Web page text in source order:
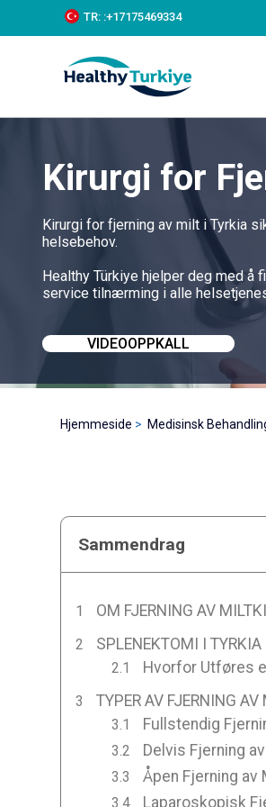
k
c
TR: :+‪17175469334‬
Kirurgi for
Kirurgi for fjerning av milt i Tyrkia
helsebehov.
Healthy Türkiye hjelper deg med
service tilnærming i alle
VIDEOOPPKALL
Hjemmeside Medisinsk
Sammendrag
OM FJERNING AV
SPLENEKTOMI I TYRKIA
Hvorfor Utføres
TYPER AV FJERNING
Fullstendig
Delvis Fjerning
Åpen Fjerning av
Laparoskopisk